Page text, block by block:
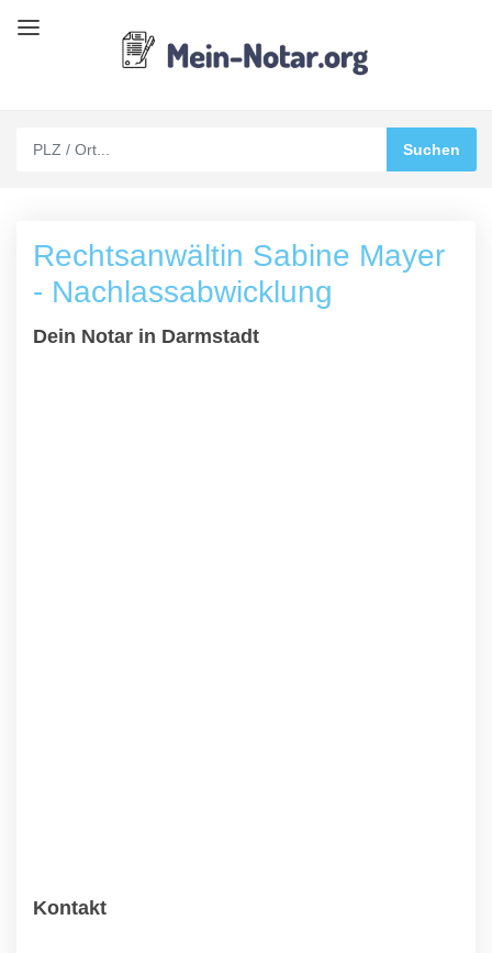
Rechtsanwältin Sabine Mayer
- Nachlassabwicklung
Dein Notar in Darmstadt
Kontakt